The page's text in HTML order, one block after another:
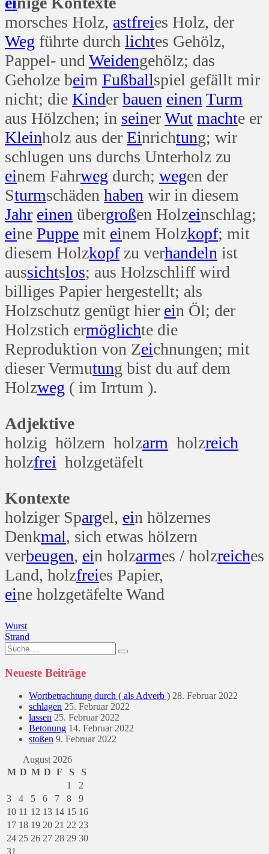
morsches Holz, astfreies Holz, der
Weg führte durch lichtes Gehölz,
Pappel- und Weidengehölz; das
Geholze beim Fußballspiel gefällt mir
nicht; die Kinder bauen einen Turm
aus Hölzchen; in seinerWut machte er
Kleinholz aus der Einrichtung; wir
schlugen uns durchs Unterholz zu
einem Fahrweg durch; wegen der
Sturmschäden haben wir in diesem
Jahr einen übergroßen Holzeinschlag;
eine Puppe mit einem Holzkopf; mit
diesem Holzkopfzu verhandeln ist
aussichtslos; aus Holzschliff wird
billiges Papier hergestellt; als
Holzschutz genügt hier ein Öl; der
Holzstich ermöglichte die
Reproduktion von Zeichnungen; mit
dieser Vermutung bist du auf dem
Holzweg ( im Irrtum ).
Adjektive
holzig hölzern holzarm holzreich
holzfrei holzgetäfelt
Kontexte
holziger Spargel, ein hölzernes
Denkmal, sich etwas hölzern
verbeugen, ein holzarmes / holzreiches
Land, holzfreies Papier,
eine holzgetäfelte Wand
Beitragsnavigation
Wurst
Strand
Suche
nach:
Neueste Beiträge
Wortbetrachtung durch ( als Adverb ) 28. Februar 2022
schlagen 25. Februar 2022
lassen 25. Februar 2022
Betonung 14. Februar 2022
stoßen 9. Februar 2022
August 2026
M D M D F S
S
1
2
3
4 5 6 7 8
9
10 11 12 13 14 15 16
17 18 19 20 21 22 23
24 25 26 27 28 29 30
31